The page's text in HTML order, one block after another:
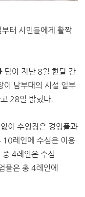
터 시민들에게 활짝
담아 지난 8월 한달 간
이 남부대의 시설 일부
28일 밝혔다.
이 수영장은 경영풀과
10레인에 수심은 이용
4레인은 수심
은 총 4레인에